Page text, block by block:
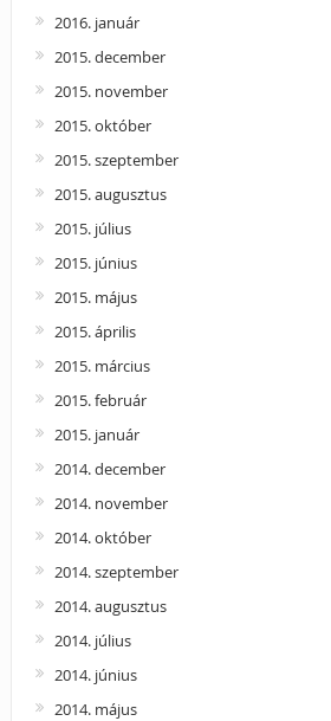
2016. január
2015. december
2015. november
2015. október
2015. szeptember
2015. augusztus
2015. július
2015. június
2015. május
2015. április
2015. március
2015. február
2015. január
2014. december
2014. november
2014. október
2014. szeptember
2014. augusztus
2014. július
2014. június
2014. május